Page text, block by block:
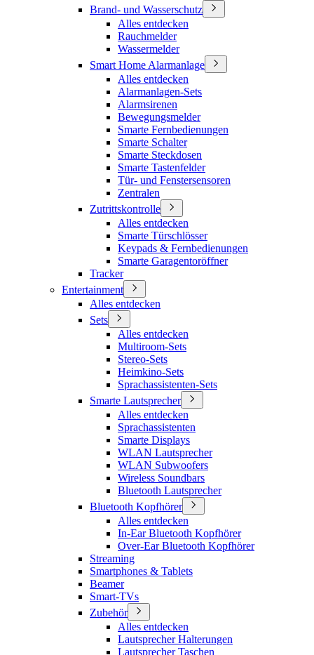
Brand- und Wasserschutz
Alles entdecken
Rauchmelder
Wassermelder
Smart Home Alarmanlage
Alles entdecken
Alarmanlagen-Sets
Alarmsirenen
Bewegungsmelder
Smarte Fernbedienungen
Smarte Schalter
Smarte Steckdosen
Smarte Tastenfelder
Tür- und Fenstersensoren
Zentralen
Zutrittskontrolle
Alles entdecken
Smarte Türschlösser
Keypads & Fernbedienungen
Smarte Garagentoröffner
Tracker
Entertainment
Alles entdecken
Sets
Alles entdecken
Multiroom-Sets
Stereo-Sets
Heimkino-Sets
Sprachassistenten-Sets
Smarte Lautsprecher
Alles entdecken
Sprachassistenten
Smarte Displays
WLAN Lautsprecher
WLAN Subwoofers
Wireless Soundbars
Bluetooth Lautsprecher
Bluetooth Kopfhörer
Alles entdecken
In-Ear Bluetooth Kopfhörer
Over-Ear Bluetooth Kopfhörer
Streaming
Smartphones & Tablets
Beamer
Smart-TVs
Zubehör
Alles entdecken
Lautsprecher Halterungen
Lautsprecher Taschen